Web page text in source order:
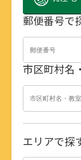
郵便番号で
市区町村名
エリアで探